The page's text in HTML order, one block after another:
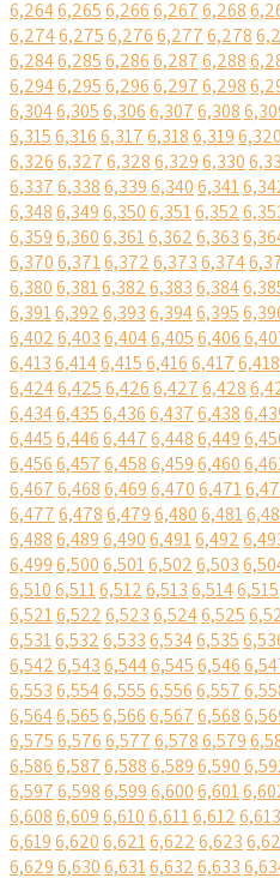
6,2646,2656,2666,2676,268
6,2746,2756,2766,2776,278
6,2846,2856,2866,2876,288
6,2946,2956,2966,2976,298
6,3046,3056,3066,3076,308
6,3156,3166,3176,3186,3196,320
6,3266,3276,3286,3296,330
6,3376,3386,3396,3406,341
6,3486,3496,3506,3516,352
6,3596,3606,3616,3626,363
6,3706,3716,3726,3736,374
6,3806,3816,3826,3836,384
6,3916,3926,3936,3946,395
6,4026,4036,4046,4056,406
6,4136,4146,4156,4166,4176,418
6,4246,4256,4266,4276,428
6,4346,4356,4366,4376,438
6,4456,4466,4476,4486,449
6,4566,4576,4586,4596,460
6,4676,4686,4696,4706,471
6,4776,4786,4796,4806,481
6,4886,4896,4906,4916,492
6,4996,5006,5016,5026,503
6,5106,5116,5126,5136,5146,515
6,5216,5226,5236,5246,525
6,5316,5326,5336,5346,535
6,5426,5436,5446,5456,546
6,5536,5546,5556,5566,557
6,5646,5656,5666,5676,568
6,5756,5766,5776,5786,579
6,5866,5876,5886,5896,590
6,5976,5986,5996,6006,601
6,6086,6096,6106,6116,6126,613
6,6196,6206,6216,6226,623
6,6296,6306,6316,6326,633